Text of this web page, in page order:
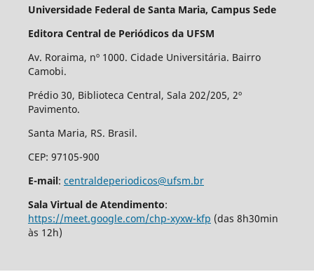
Universidade Federal de Santa Maria, Campus Sede
Editora Central de Periódicos da UFSM
Av. Roraima, nº 1000. Cidade Universitária. Bairro
Camobi.
Prédio 30, Biblioteca Central, Sala 202/205, 2º
Pavimento.
Santa Maria, RS. Brasil.
CEP: 97105-900
E-mail: centraldeperiodicos@ufsm.br
Sala Virtual de Atendimento:
https://meet.google.com/chp-xyxw-kfp (das 8h30min
às 12h)